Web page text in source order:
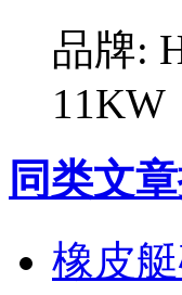
品牌:
11KW
同类文
橡皮